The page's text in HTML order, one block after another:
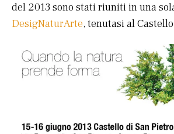
del 2013 sono stati riuniti in una
DesigNaturArte, tenutasi al